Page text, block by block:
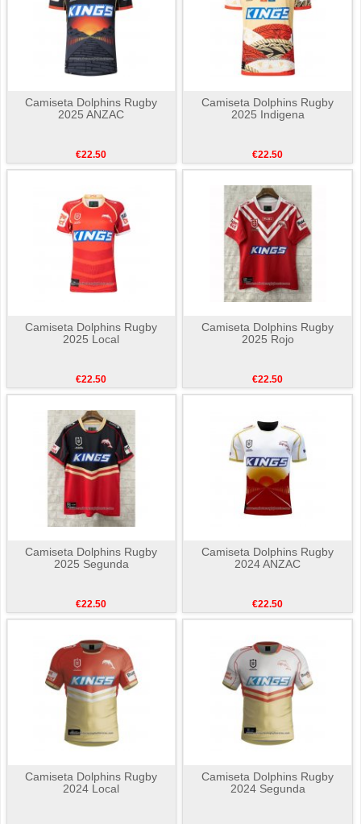
Camiseta Dolphins Rugby
2025 ANZAC
€22.50
Camiseta Dolphins Rugby
2025 Indigena
€22.50
Camiseta Dolphins Rugby
2025 Local
€22.50
Camiseta Dolphins Rugby
2025 Rojo
€22.50
Camiseta Dolphins Rugby
2025 Segunda
€22.50
Camiseta Dolphins Rugby
2024 ANZAC
€22.50
Camiseta Dolphins Rugby
2024 Local
Camiseta Dolphins Rugby
2024 Segunda